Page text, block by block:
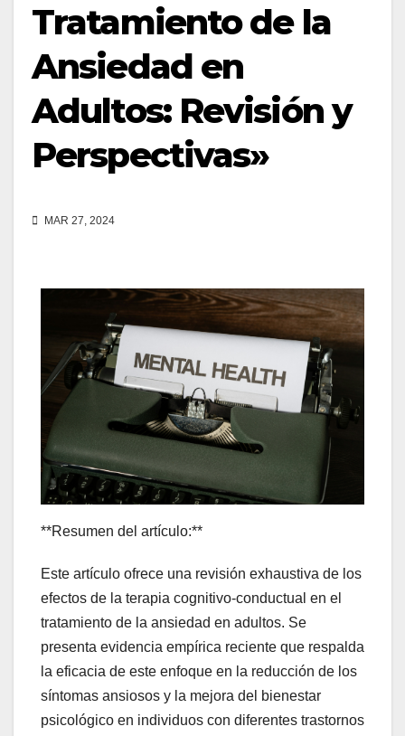
Tratamiento de la
Ansiedad en
Adultos: Revisión y
Perspectivas»
MAR 27, 2024
**Resumen del artículo:**
Este artículo ofrece una revisión exhaustiva de los
efectos de la terapia cognitivo-conductual en el
tratamiento de la ansiedad en adultos. Se
presenta evidencia empírica reciente que respalda
la eficacia de este enfoque en la reducción de los
síntomas ansiosos y la mejora del bienestar
psicológico en individuos con diferentes trastornos